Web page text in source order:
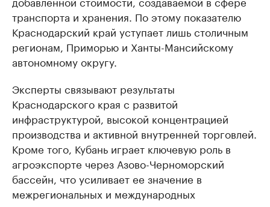
транспорта и хранения. По этому показателю
Краснодарский край уступает лишь столичным
регионам, Приморью и Ханты-Мансийскому
автономному округу.
Эксперты связывают результаты
Краснодарского края с развитой
инфраструктурой, высокой концентрацией
производства и активной внутренней торговлей.
Кроме того, Кубань играет ключевую роль в
агроэкспорте через Азово-Черноморский
бассейн, что усиливает ее значение в
межрегиональных и международных